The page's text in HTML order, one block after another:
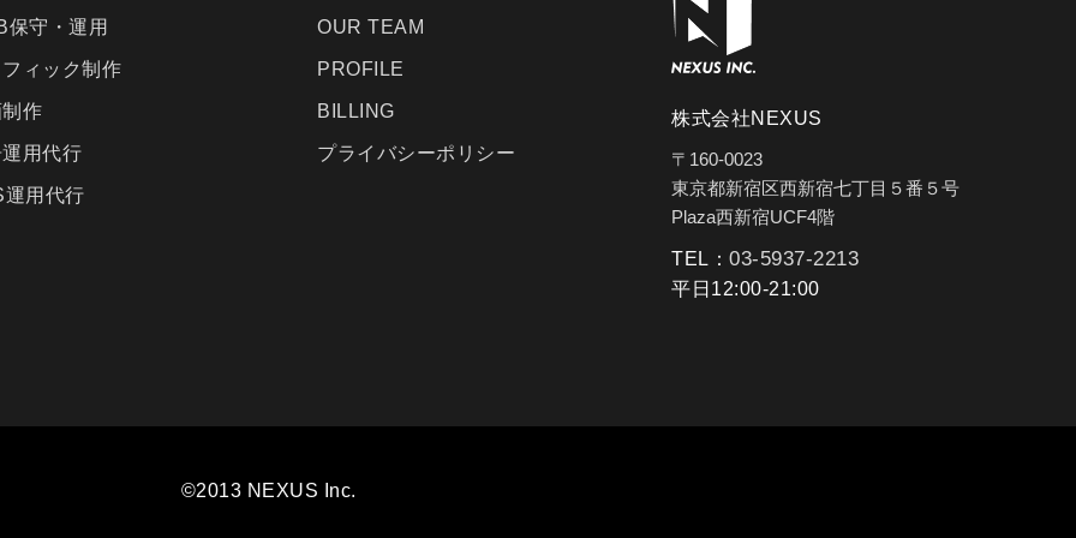
保守・運用
ィック制作
作
用代行
運用代行
OUR TEAM
PROFILE
BILLING
プライバシーポリシー
株式会社NEXUS
〒160-0023
東京都新宿区西新宿七丁目５番５号
Plaza西新宿UCF4階
TEL： 03-5937-2213
平日12:00-21:00
©2013 NEXUS Inc.